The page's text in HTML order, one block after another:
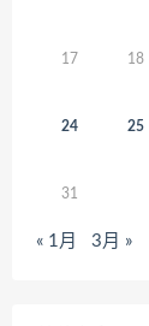
17 18
24 25
31
« 1月 3月 »